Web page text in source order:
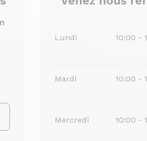
Lundi
10:00 -
Mardi
10:00 -
Mercredi
10:00 -